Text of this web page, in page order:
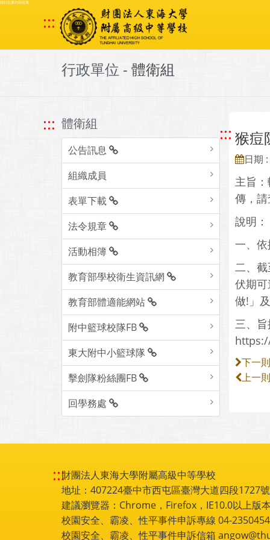
跳到主要內容區塊
:::
行政單位 - 體衛組
::: 體衛組
公告訊息
組織成員
表單下載
法令規章
活動相簿
教育部學校衛生資訊網
教育部體適能網站
附中籃球校隊FB
東大附中小籃球隊
擊劍隊粉絲團FB
回學務處
::: 猴痘
日期
主旨
傳，
說明：
一、
二、
伏期
做!」
三、
下一
上一
:::財團法人東海大學附屬高級中等學校
地址：407224臺中市西屯區臺灣大道四段1727
建議瀏覽器：Chrome，Firefox，IE10.0以上版
校園安全、霸凌、性平事件申訴專線 04-
校園安全、霸凌、性平事件申訴信箱